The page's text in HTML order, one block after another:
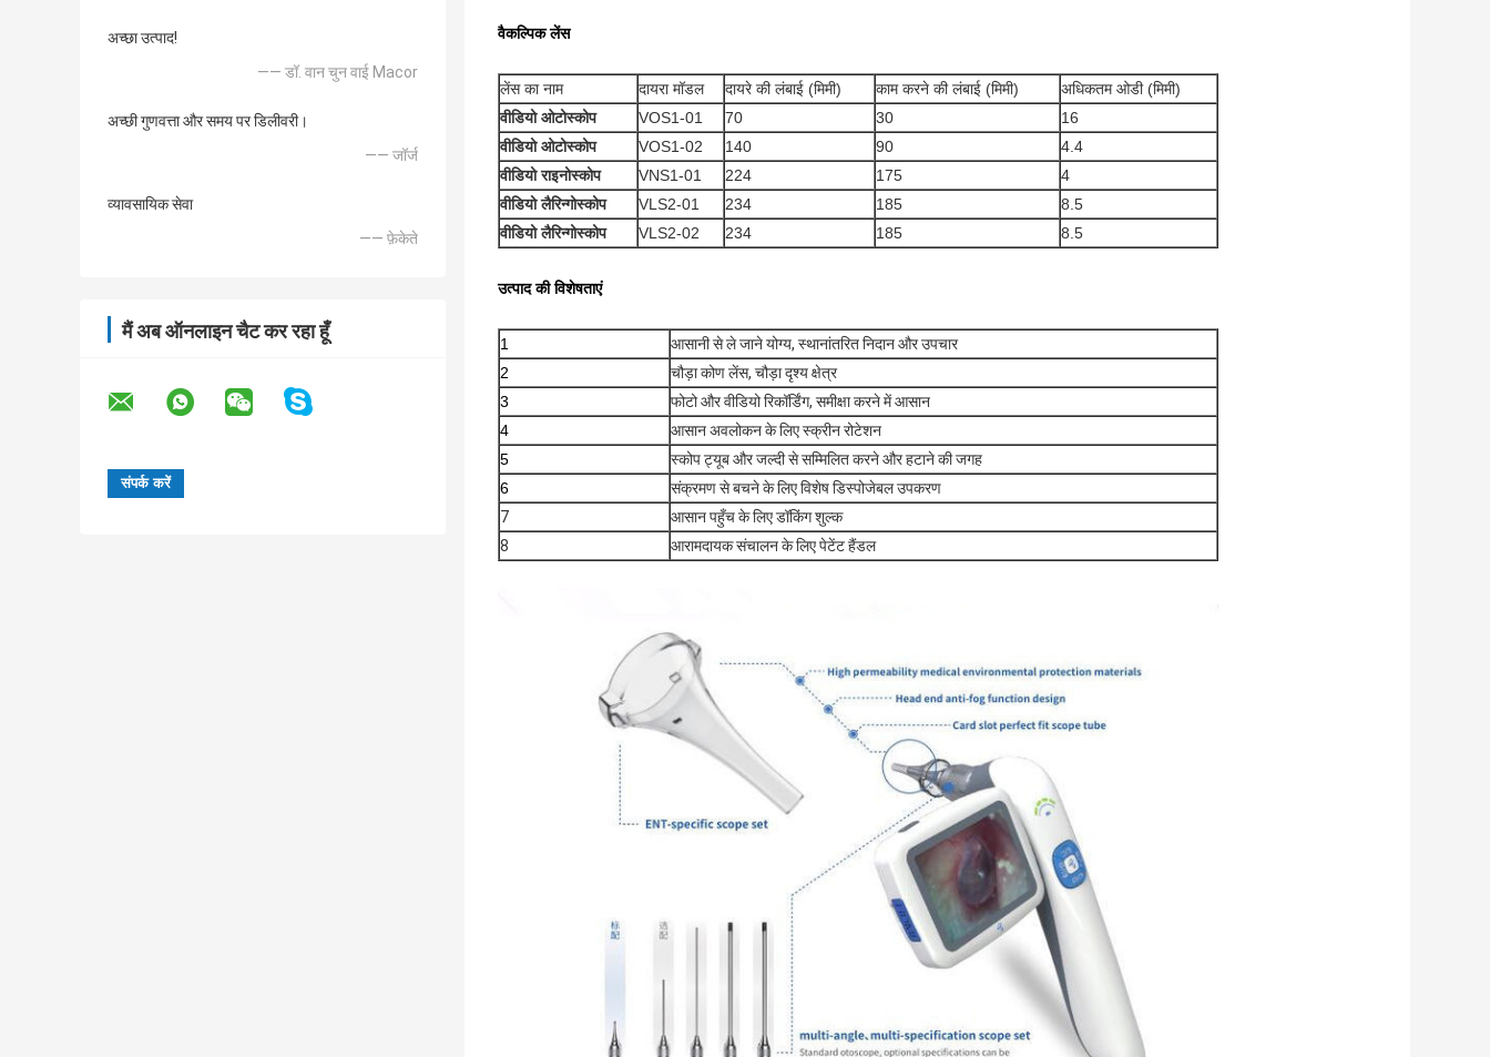
अच्छा उत्पाद!
—— डॉ. वान चुन वाई Macor
अच्छी गुणवत्ता और समय पर डिलीवरी।
—— जॉर्ज
व्यावसायिक सेवा
—— फ़ेकेते
मैं अब ऑनलाइन चैट कर रहा हूँ
वैकल्पिक लेंस
लेंस का नाम दायरा मॉडल दायरे की लंबाई (मिमी) काम करने की लंबाई (मिमी)
अधिकतम ओडी (मिमी)
वीडियो ओटोस्कोप
VOS1-01 70 30
16
वीडियो ओटोस्कोप
VOS1-02 140 90
4.4
वीडियो राइनोस्कोप
VNS1-01 224 175
4
वीडियो लैरिन्गोस्कोप
VLS2-01 234 185
8.5
वीडियो लैरिन्गोस्कोप
VLS2-02 234 185 8.5
उत्पाद की विशेषताएं
1
आसानी से ले जाने योग्य, स्थानांतरित निदान और उपचार
2
चौड़ा कोण लेंस, चौड़ा दृश्य क्षेत्र
3
फोटो और वीडियो रिकॉर्डिंग, समीक्षा करने में आसान
4
आसान अवलोकन के लिए स्क्रीन रोटेशन
5
स्कोप ट्यूब और जल्दी से सम्मिलित करने और हटाने की जगह
6
संक्रमण से बचने के लिए विशेष डिस्पोजेबल उपकरण
7
आसान पहुँच के लिए डॉकिंग शुल्क
8
आरामदायक संचालन के लिए पेटेंट हैंडल